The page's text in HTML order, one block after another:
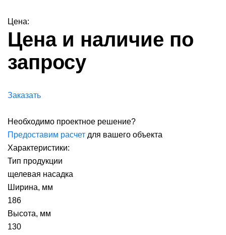
Цена:
Цена и наличие по
запросу
Заказать
Необходимо проектное решение?
Предоставим расчет для вашего объекта
Характеристики:
Тип продукции
щелевая насадка
Ширина, мм
186
Высота, мм
130